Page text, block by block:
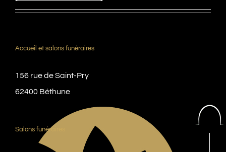
Accueil et salons funéraires
156 rue de Saint-Pry
62400 Béthune
Salons funéraires